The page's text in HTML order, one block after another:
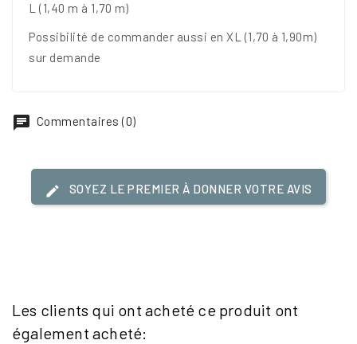
L (1,40 m à 1,70 m)
Possibilité de commander aussi en XL (1,70 à 1,90m)
sur demande
Commentaires (0)
SOYEZ LE PREMIER À DONNER VOTRE AVIS
Les clients qui ont acheté ce produit ont
également acheté: